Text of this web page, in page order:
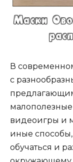
В
с
малополезные
видеоигры и
иные
обучаться и